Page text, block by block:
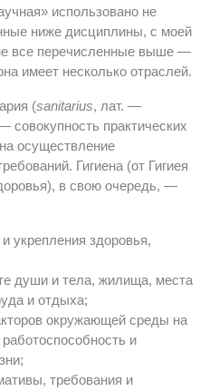
использовано не
ниже дисциплины, с моей
все перечисленные выше —
имеет несколько отраслей.
(sanitarius, лат. —
практических
осуществление
Гигиена (от Гигиея
в свою очередь, —
укрепления здоровья,
души и тела, жилища, места
и отдыха;
окружающей среды на
и
требования и